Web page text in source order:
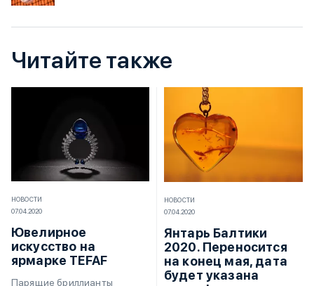
Читайте также
НОВОСТИ
07.04.2020
Ювелирное
искусство на
ярмарке TEFAF
Парящие бриллианты
НОВОСТИ
07.04.2020
Янтарь Балтики
2020. Переносится
на конец мая, дата
будет указана